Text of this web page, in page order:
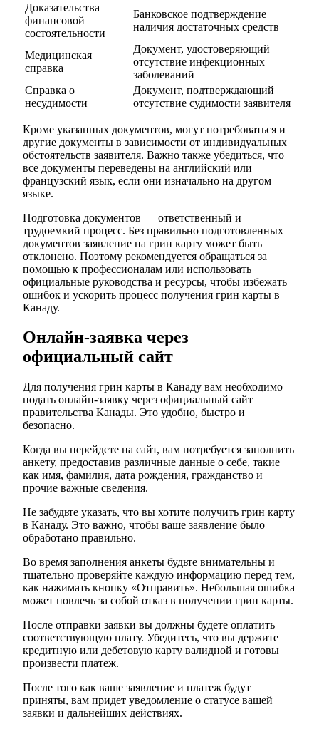
Доказательства
финансовой
состоятельности
Банковское подтверждение
наличия достаточных средств
Медицинская
справка
Документ, удостоверяющий
отсутствие инфекционных
заболеваний
Справка о
несудимости
Документ, подтверждающий
отсутствие судимости заявителя
Кроме указанных документов, могут потребоваться и
другие документы в зависимости от индивидуальных
обстоятельств заявителя. Важно также убедиться, что
все документы переведены на английский или
французский язык, если они изначально на другом
языке.
Подготовка документов — ответственный и
трудоемкий процесс. Без правильно подготовленных
документов заявление на грин карту может быть
отклонено. Поэтому рекомендуется обращаться за
помощью к профессионалам или использовать
официальные руководства и ресурсы, чтобы избежать
ошибок и ускорить процесс получения грин карты в
Канаду.
Онлайн-заявка через
официальный сайт
Для получения грин карты в Канаду вам необходимо
подать онлайн-заявку через официальный сайт
правительства Канады. Это удобно, быстро и
безопасно.
Когда вы перейдете на сайт, вам потребуется заполнить
анкету, предоставив различные данные о себе, такие
как имя, фамилия, дата рождения, гражданство и
прочие важные сведения.
Не забудьте указать, что вы хотите получить грин карту
в Канаду. Это важно, чтобы ваше заявление было
обработано правильно.
Во время заполнения анкеты будьте внимательны и
тщательно проверяйте каждую информацию перед тем,
как нажимать кнопку «Отправить». Небольшая ошибка
может повлечь за собой отказ в получении грин карты.
После отправки заявки вы должны будете оплатить
соответствующую плату. Убедитесь, что вы держите
кредитную или дебетовую карту валидной и готовы
произвести платеж.
После того как ваше заявление и платеж будут
приняты, вам придет уведомление о статусе вашей
заявки и дальнейших действиях.